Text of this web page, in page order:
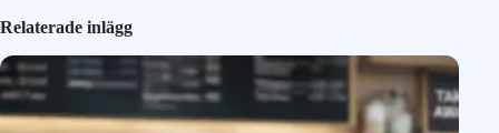
Relaterade inlägg